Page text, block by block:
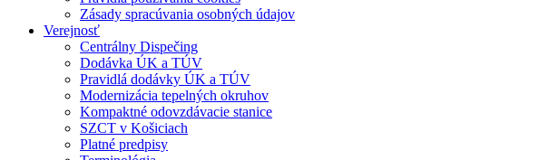
Zásady spracúvania osobných údajov
Verejnosť
Centrálny Dispečing
Dodávka ÚK a TÚV
Pravidlá dodávky ÚK a TÚV
Modernizácia tepelných okruhov
Kompaktné odovzdávacie stanice
SZCT v Košiciach
Platné predpisy